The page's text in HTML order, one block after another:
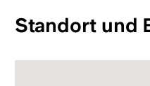
Standort und